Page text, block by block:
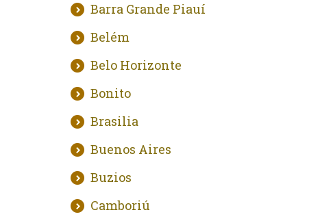
Barra Grande Piauí
Belém
Belo Horizonte
Bonito
Brasilia
Buenos Aires
Buzios
Camboriú